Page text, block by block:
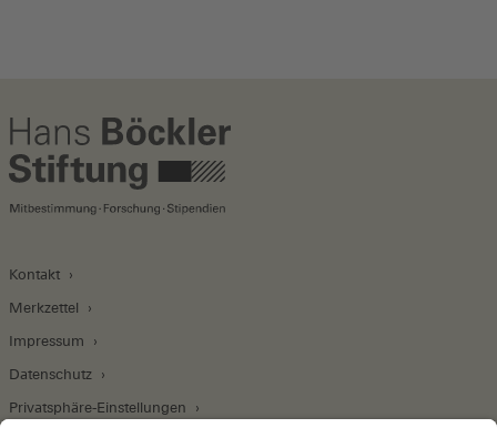
Kontakt
Merkzettel
Impressum
Datenschutz
Privatsphäre-Einstellungen